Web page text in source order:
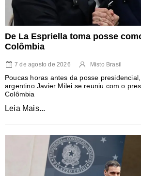
De La Espriella toma posse
Colômbia
7 de agosto de 2026 Misto Brasil
Poucas horas antes da posse
argentino Javier Milei se reuniu com o
Colômbia
Leia Mais...